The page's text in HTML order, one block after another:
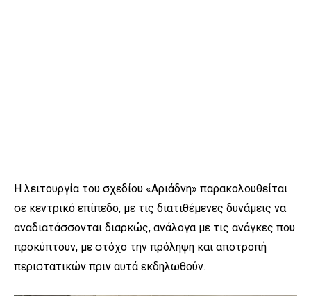
Η λειτουργία του σχεδίου «Αριάδνη» παρακολουθείται
σε κεντρικό επίπεδο, με τις διατιθέμενες δυνάμεις να
αναδιατάσσονται διαρκώς, ανάλογα με τις ανάγκες που
προκύπτουν, με στόχο την πρόληψη και αποτροπή
περιστατικών πριν αυτά εκδηλωθούν.